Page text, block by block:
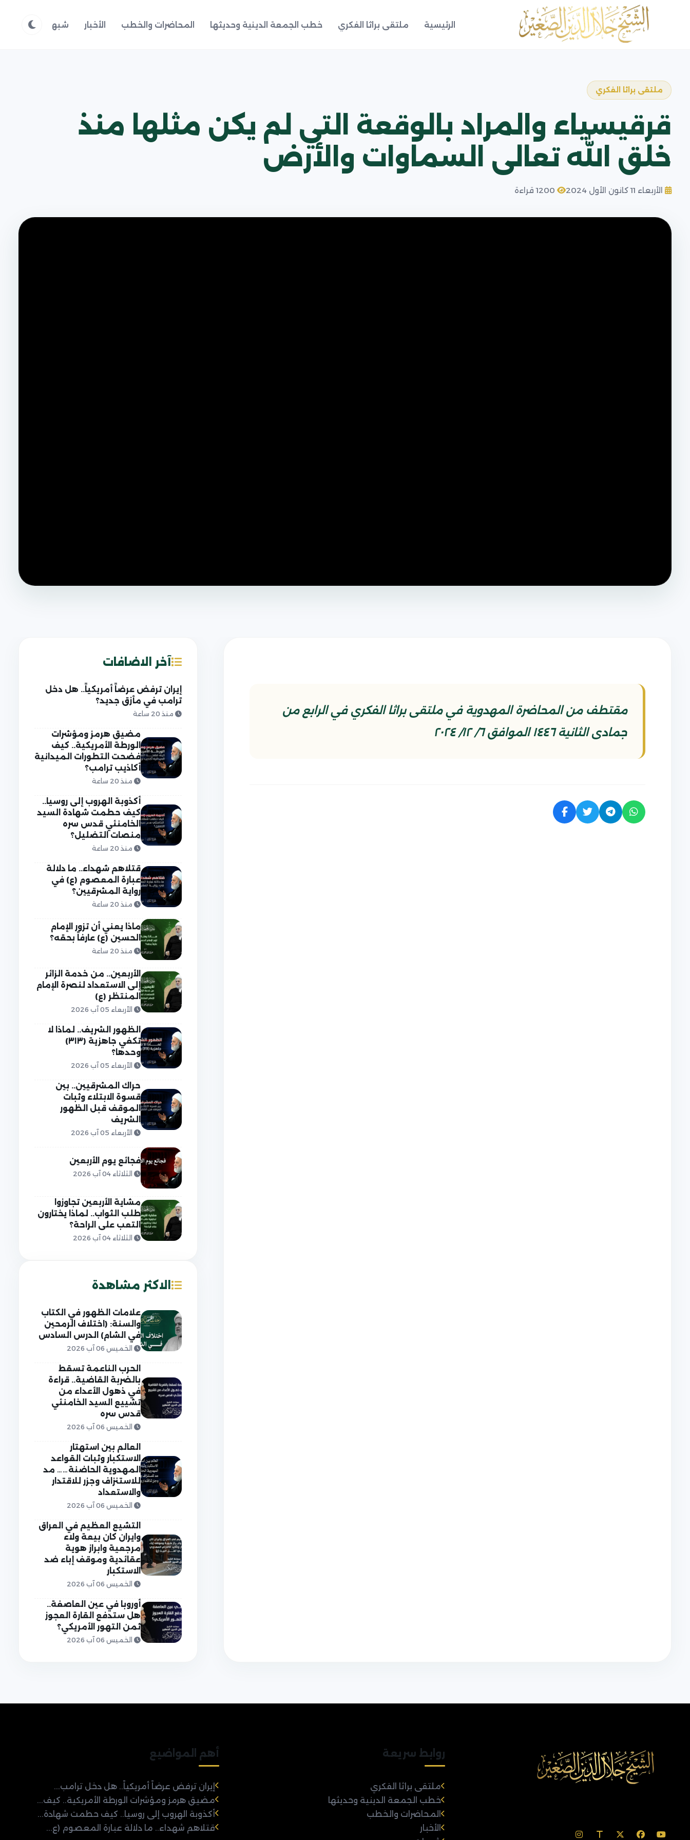
الرئيسية ملتقى براثا الفكري خطب الجمعة الدينية وحديثها المحاضرات والخطب الأخبار شبهات وردود
ملتقى براثا الفكري
قرقيسياء والمراد بالوقعة التي لم يكن مثلها منذ
خلق الله تعالى السماوات والأرض
الأربعاء 11 كانون الأول 2024
مقتطف من المحاضرة المهدوية في ملتقى براثا الفكري في الرابع من
جمادى الثانية ١٤٤٦ الموافق ٦/ ١٢/ ٢٠٢٤
آخر الاضافات
إيران ترفض عرضاً أمريكياً.. هل دخل
ترامب في مأزق جديد؟
منذ 20 ساعة
مضيق هرمز ومؤشرات
الورطة الأمريكية.. كيف
فضحت التطورات الميدانية
أكاذيب ترامب؟
منذ 20 ساعة
أكذوبة الهروب إلى روسيا..
كيف حطمت شهادة السيد
الخامنئي قدس سره
منصات التضليل؟
منذ 20 ساعة
قتلاهم شهداء.. ما دلالة
عبارة المعصوم (ع) في
رواية المشرقيين؟
منذ 20 ساعة
ماذا يعني أن تزور الإمام
الحسين (ع) عارفاً بحقه؟
منذ 20 ساعة
الأربعين.. من خدمة الزائر
إلى الاستعداد لنصرة الإمام
المنتظر (ع)
الأربعاء 05 آب 2026
الظهور الشريف.. لماذا لا
تكفي جاهزية (٣١٣)
وحدها؟
الأربعاء 05 آب 2026
حراك المشرقيين.. بين
قسوة الابتلاء وثبات
الموقف قبل الظهور
الشريف
الأربعاء 05 آب 2026
فجائع يوم الأربعين
الثلاثاء 04 آب 2026
مشاية الأربعين تجاوزوا
طلب الثواب.. لماذا يختارون
التعب على الراحة؟
الثلاثاء 04 آب 2026
الاكثر مشاهدة
علامات الظهور في الكتاب
والسنة: (اختلاف الرمحين
في الشام) الدرس السادس
الخميس 06 آب 2026
الحرب الناعمة تسقط
بالضربة القاضية.. قراءة
في ذهول الأعداء من
تشييع السيد الخامنئي
قدس سره
الخميس 06 آب 2026
العالم بين استهتار
الاستكبار وثبات القواعد
المهدوية الحاضنة…… مد
للاستنزاف وجزر للاقتدار
والاستعداد
الخميس 06 آب 2026
التشيع العظيم في العراق
وايران كان بيعة ولاء
مرجعية وابراز هوية
عقائدية وموقف إباء ضد
الاستكبار
الخميس 06 آب 2026
أوروبا في عين العاصفة..
هل ستدفع القارة العجوز
ثمن التهور الأمريكي؟
الخميس 06 آب 2026
روابط سريعة
ملتقى براثا الفكري
خطب الجمعة الدينية وحديثها
المحاضرات والخطب
الأخبار
أهم المواضيع
إيران ترفض عرضاً أمريكياً.. هل دخل ترامب...
مضيق هرمز ومؤشرات الورطة الأمريكية.. كيف...
أكذوبة الهروب إلى روسيا.. كيف حطمت شهادة...
قتلاهم شهداء.. ما دلالة عبارة المعصوم (ع...